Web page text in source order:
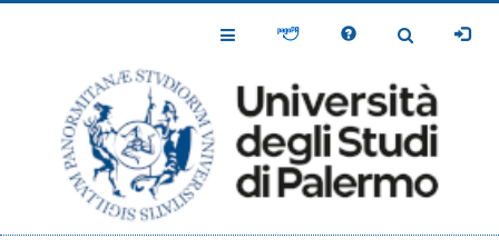
Toggle
Toggle